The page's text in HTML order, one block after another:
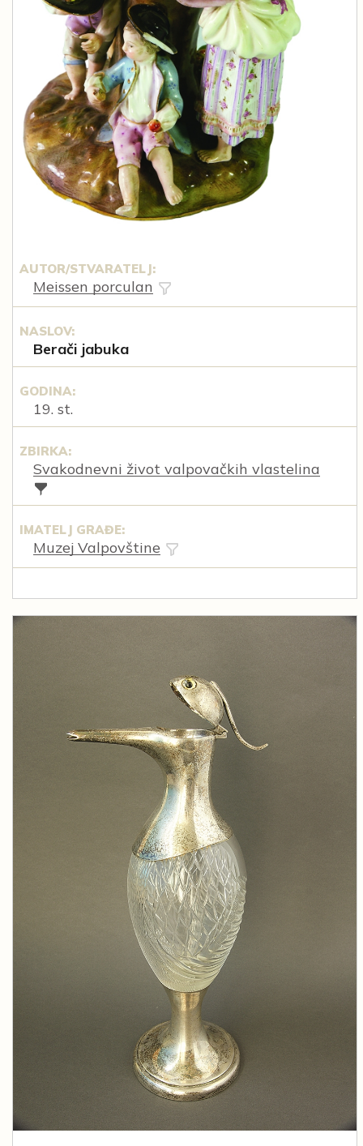
AUTOR/STVARATELJ:
Meissen porculan
NASLOV:
Berači jabuka
GODINA:
19. st.
ZBIRKA:
Svakodnevni život valpovačkih vlastelina
IMATELJ GRAĐE:
Muzej Valpovštine